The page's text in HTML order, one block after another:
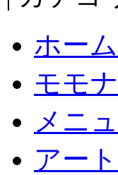
ホー
モモ
メニ
アー